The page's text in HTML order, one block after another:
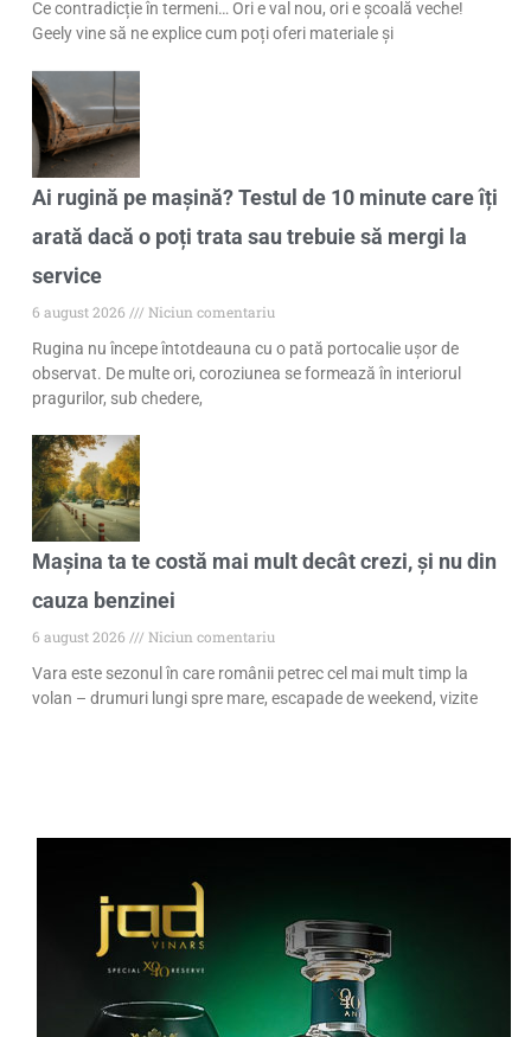
Ce contradicție în termeni… Ori e val nou, ori e școală veche!
Geely vine să ne explice cum poți oferi materiale și
Ai rugină pe mașină? Testul de 10 minute care îți
arată dacă o poți trata sau trebuie să mergi la
service
6 august 2026
Niciun comentariu
Rugina nu începe întotdeauna cu o pată portocalie ușor de
observat. De multe ori, coroziunea se formează în interiorul
pragurilor, sub chedere,
Mașina ta te costă mai mult decât crezi, și nu din
cauza benzinei
6 august 2026
Niciun comentariu
Vara este sezonul în care românii petrec cel mai mult timp la
volan – drumuri lungi spre mare, escapade de weekend, vizite